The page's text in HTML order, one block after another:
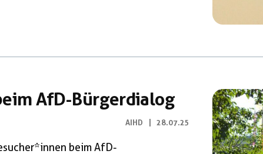
AfD in der Region Ulm sehr
AfD-Bürgerdialog
AIHD 28.07.25
beim AfD-